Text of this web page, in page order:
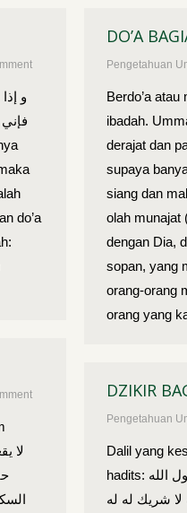
do’a
DO’A
Pengetahuan
Berdo’a
ibadah.
derajat dan
supaya
siang dan
olah munajat
dengan Dia,
sopan, yang
orang-orang
orang yang
DZIKIR
Pengetahuan
Dalil yang
hadits: عن أبي هريرة رضي الله عنه , أن رسول الله
لا شريك له له